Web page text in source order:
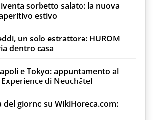
sorbetto salato: la nuova
estivo
un solo estrattore: HUROM
dentro casa
e Tokyo: appuntamento al
di Neuchâtel
del giorno su WikiHoreca.com: